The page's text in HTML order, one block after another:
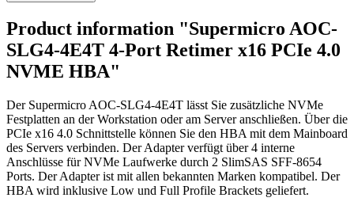
Product information "Supermicro AOC-
SLG4-4E4T 4-Port Retimer x16 PCIe 4.0
NVME HBA"
Der Supermicro AOC-SLG4-4E4T lässt Sie zusätzliche NVMe
Festplatten an der Workstation oder am Server anschließen. Über die
PCIe x16 4.0 Schnittstelle können Sie den HBA mit dem Mainboard
des Servers verbinden. Der Adapter verfügt über 4 interne
Anschlüsse für NVMe Laufwerke durch 2 SlimSAS SFF-8654
Ports. Der Adapter ist mit allen bekannten Marken kompatibel. Der
HBA wird inklusive Low und Full Profile Brackets geliefert.